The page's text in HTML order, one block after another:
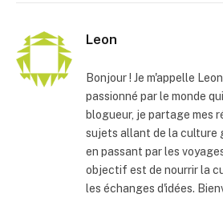
Leon
Bonjour ! Je m'appelle
passionné par le monde
blogueur, je partage mes
sujets allant de la culture
en passant par les
objectif est de nourrir la
les échanges d'idées.